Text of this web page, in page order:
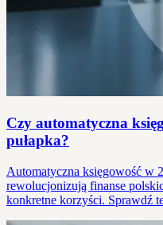
Czy automatyczna
pułapka?
Automatyczna księgowość w
rewolucjonizują finanse
konkretne korzyści. Sprawdź